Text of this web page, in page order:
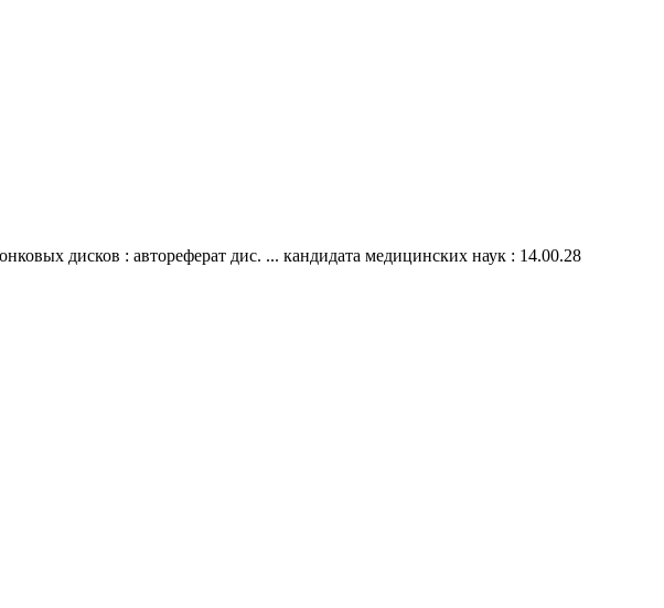
дисков : автореферат дис. ... кандидата медицинских наук : 14.00.28